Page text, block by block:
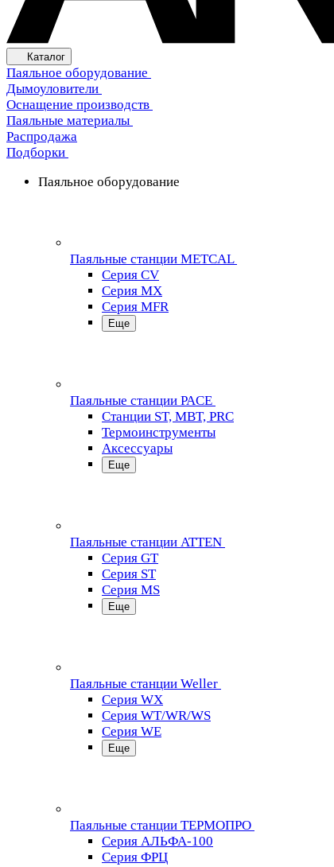
Каталог
Паяльное оборудование
Дымоуловители
Оснащение производств
Паяльные материалы
Распродажа
Подборки
Паяльное оборудование
Паяльные станции METCAL
Серия CV
Серия MX
Серия MFR
Еще
Паяльные станции PACE
Станции ST, MBT, PRC
Термоинструменты
Аксессуары
Еще
Паяльные станции ATTEN
Серия GT
Серия ST
Серия MS
Еще
Паяльные станции Weller
Серия WX
Серия WT/WR/WS
Серия WE
Еще
Паяльные станции ТЕРМОПРО
Серия АЛЬФА-100
Серия ФРЦ